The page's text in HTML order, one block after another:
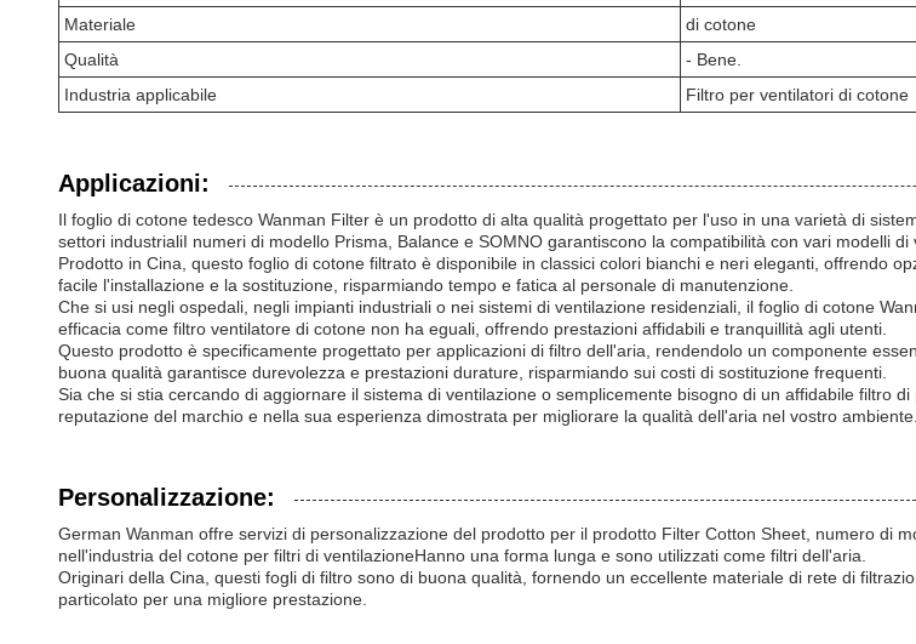
Materiale
di cotone
Qualità
- Bene.
Industria applicabile
Filtro per ventilatori di cotone
Applicazioni:
Il foglio di cotone tedesco Wanman Filter è un prodotto di alta qualità progettato per l'uso in una varietà di
settori industrialiI numeri di modello Prisma, Balance e SOMNO garantiscono la compatibilità con vari modelli
Prodotto in Cina, questo foglio di cotone filtrato è disponibile in classici colori bianchi e neri eleganti, offrendo
facile l'installazione e la sostituzione, risparmiando tempo e fatica al personale di manutenzione.
Che si usi negli ospedali, negli impianti industriali o nei sistemi di ventilazione residenziali, il foglio di cotone
efficacia come filtro ventilatore di cotone non ha eguali, offrendo prestazioni affidabili e tranquillità agli utenti.
Questo prodotto è specificamente progettato per applicazioni di filtro dell'aria, rendendolo un componente
buona qualità garantisce durevolezza e prestazioni durature, risparmiando sui costi di sostituzione frequenti.
Sia che si stia cercando di aggiornare il sistema di ventilazione o semplicemente bisogno di un affidabile filtro
reputazione del marchio e nella sua esperienza dimostrata per migliorare la qualità dell'aria nel vostro ambiente.
Personalizzazione:
German Wanman offre servizi di personalizzazione del prodotto per il prodotto Filter Cotton Sheet, numero di
nell'industria del cotone per filtri di ventilazioneHanno una forma lunga e sono utilizzati come filtri dell'aria.
Originari della Cina, questi fogli di filtro sono di buona qualità, fornendo un eccellente materiale di rete di
particolato per una migliore prestazione.